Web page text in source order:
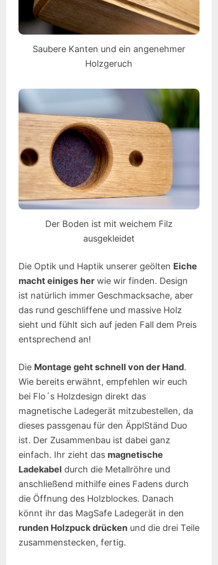
Saubere Kanten und ein angenehmer
Holzgeruch
Der Boden ist mit weichem Filz
ausgekleidet
Die Optik und Haptik unserer geölten Eiche
macht einiges herwie wir finden. Design
ist natürlich immer Geschmacksache, aber
das rund geschliffene und massive Holz
sieht und fühlt sich auf jeden Fall dem Preis
entsprechend an!
Die Montage geht schnell von der Hand.
Wie bereits erwähnt, empfehlen wir euch
bei Flo´s Holzdesign direkt das
magnetische Ladegerät mitzubestellen, da
dieses passgenau für den ÄpplStänd Duo
ist. Der Zusammenbau ist dabei ganz
einfach. Ihr zieht das magnetische
Ladekabel durch die Metallröhre und
anschließend mithilfe eines Fadens durch
die Öffnung des Holzblockes. Danach
könnt ihr das MagSafe Ladegerät in den
runden Holzpuck drücken und die drei Teile
zusammenstecken, fertig.